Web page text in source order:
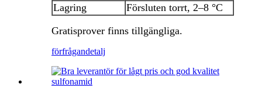
Lagring
Försluten torrt, 2–8 °C
Gratisprover finns tillgängliga.
förfrågandetalj